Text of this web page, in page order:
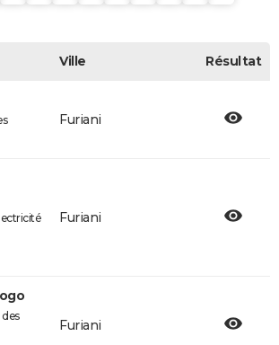
Ville Résultat
Furiani
Furiani
Furiani